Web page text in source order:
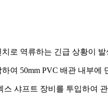
로 역류하는 긴급 상황이 발
여 50mm PVC 배관 내부
샤프트 장비를 투입하여